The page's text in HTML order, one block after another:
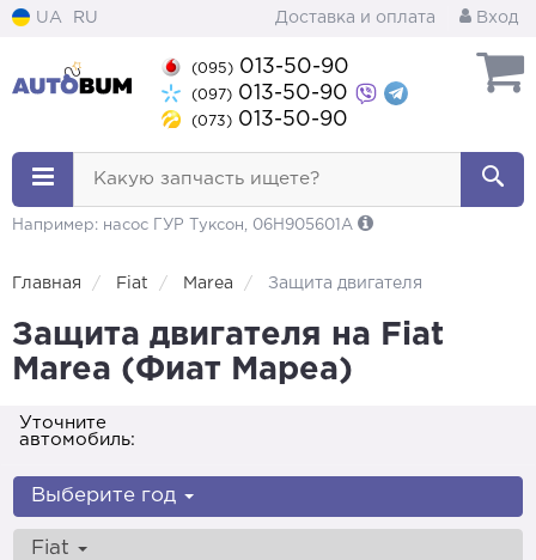
UA RU Доставка и оплата Вход
(095) 013-50-90
(097) 013-50-90
(073) 013-50-90
Какую запчасть ищете?
Например: насос ГУР Туксон, 06H905601A
Главная Fiat Marea Защита двигателя
Защита двигателя на Fiat
Marea (Фиат Мареа)
Уточните
автомобиль:
Выберите год
Fiat